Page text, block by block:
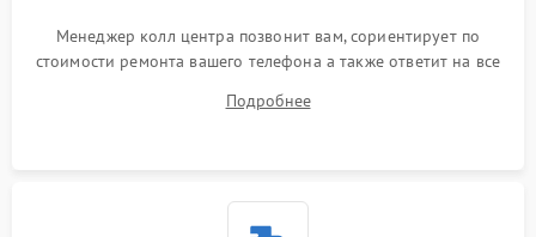
Менеджер колл центра позвонит вам, сориентирует по
стоимости ремонта вашего телефона а также ответит на все
Подробнее